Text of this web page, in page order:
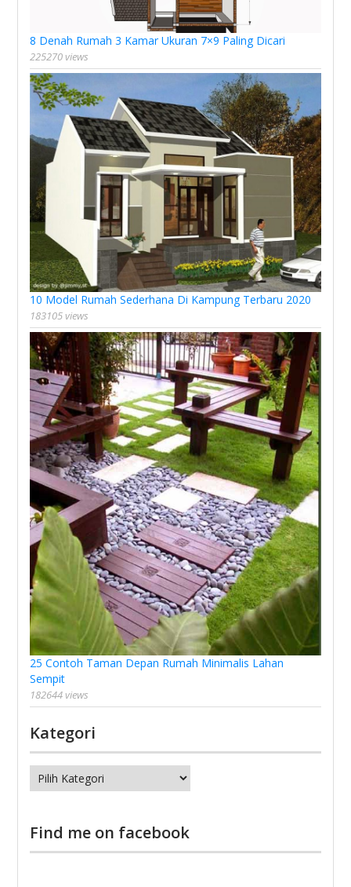
8 Denah Rumah 3 Kamar Ukuran 7×9 Paling Dicari
225270 views
10 Model Rumah Sederhana Di Kampung Terbaru 2020
183105 views
25 Contoh Taman Depan Rumah Minimalis Lahan
Sempit
182644 views
Kategori
Kategori
Find me on facebook